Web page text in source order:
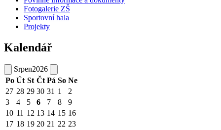
Fotogalerie ZŠ
Sportovní hala
Projekty
Kalendář
Srpen2026
Po Út St Čt Pá So Ne
27 28 29 30 31 1
2
3
4 5 6 7 8
9
10 11 12 13 14 15 16
17 18 19 20 21 22 23